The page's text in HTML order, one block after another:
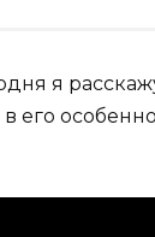
я
его